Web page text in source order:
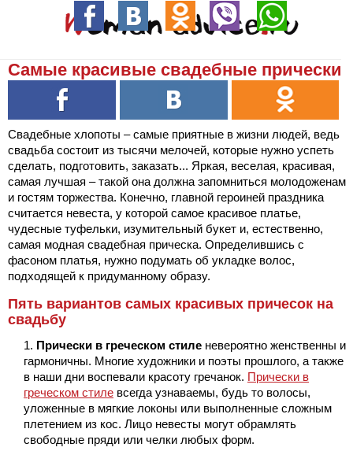
Самые красивые свадебные прически
Свадебные хлопоты – самые приятные в жизни людей, ведь
свадьба состоит из тысячи мелочей, которые нужно успеть
сделать, подготовить, заказать... Яркая, веселая, красивая,
самая лучшая – такой она должна запомниться молодоженам
и гостям торжества. Конечно, главной героиней праздника
считается невеста, у которой самое красивое платье,
чудесные туфельки, изумительный букет и, естественно,
самая модная свадебная прическа. Определившись с
фасоном платья, нужно подумать об укладке волос,
подходящей к придуманному образу.
Пять вариантов самых красивых причесок на
свадьбу
Прически в греческом стиле невероятно женственны и
гармоничны. Многие художники и поэты прошлого, а также
в наши дни воспевали красоту гречанок. Прически в
греческом стиле всегда узнаваемы, будь то волосы,
уложенные в мягкие локоны или выполненные сложным
плетением из кос. Лицо невесты могут обрамлять
свободные пряди или челки любых форм.